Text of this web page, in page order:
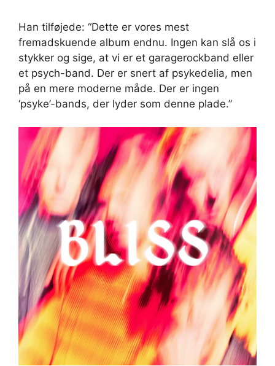
Han tilføjede: “Dette er vores mest
fremadskuende album endnu. Ingen kan slå os i
stykker og sige, at vi er et garagerockband eller
et psych-band. Der er snert af psykedelia, men
på en mere moderne måde. Der er ingen
‘psyke’-bands, der lyder som denne plade.”